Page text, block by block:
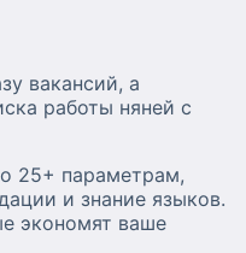
вакансий, а
работы няней с
25+ параметрам,
и знание языков.
экономят ваше